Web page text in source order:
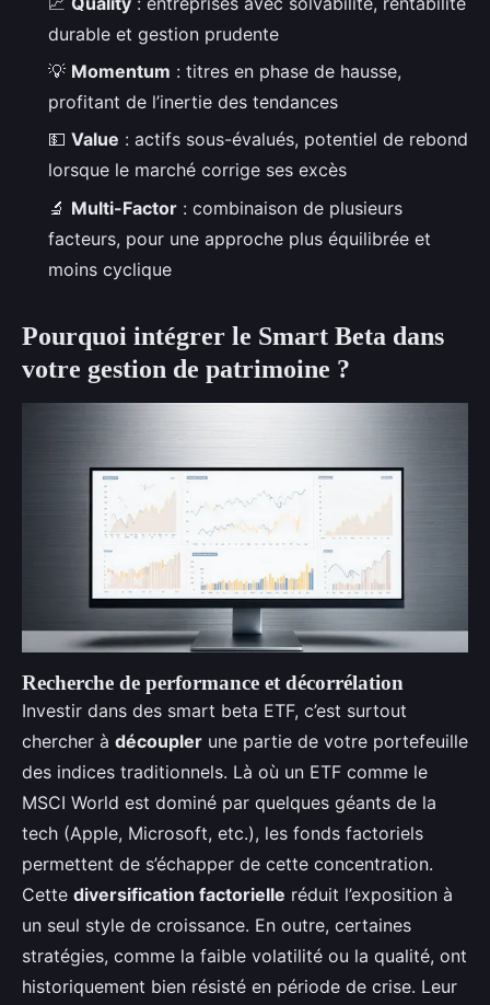
durable et gestion prudente
💡 Momentum : titres en phase de hausse,
profitant de l’inertie des tendances
💵 Value : actifs sous-évalués, potentiel de rebond
lorsque le marché corrige ses excès
🔬 Multi-Factor : combinaison de plusieurs
facteurs, pour une approche plus équilibrée et
moins cyclique
Pourquoi intégrer le Smart Beta dans
votre gestion de patrimoine ?
Recherche de performance et décorrélation
Investir dans des smart beta ETF, c’est surtout
chercher à découpler une partie de votre portefeuille
des indices traditionnels. Là où un ETF comme le
MSCI World est dominé par quelques géants de la
tech (Apple, Microsoft, etc.), les fonds factoriels
permettent de s’échapper de cette concentration.
Cette diversification factorielle réduit l’exposition à
un seul style de croissance. En outre, certaines
stratégies, comme la faible volatilité ou la qualité, ont
historiquement bien résisté en période de crise. Leur